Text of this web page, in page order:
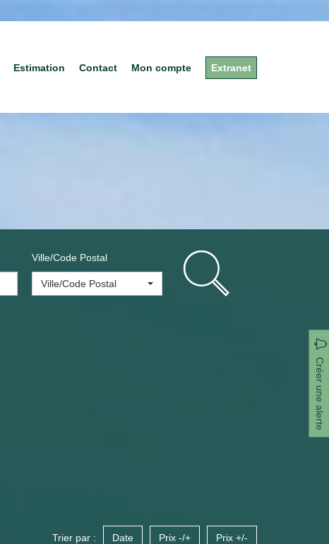
Estimation Contact Mon compte Extranet
Ville/Code Postal
Ville/Code Postal
Créer une alerte
Trier par : Date Prix -/+ Prix +/-